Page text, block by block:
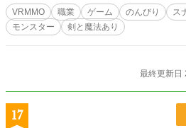
VRMMO 職業 ゲーム のんびり ス
モンスター
剣と魔法あり
最終更新日
17